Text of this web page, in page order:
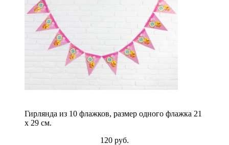
Гирлянда из 10 флажков, размер одного флажка 21
х 29 см.
120 руб.